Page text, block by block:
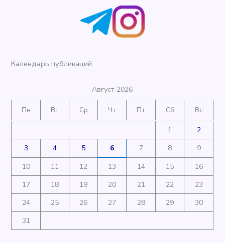
Календарь публикаций
Август 2026
Пн Вт Ср Чт Пт Сб Вс
1
2
3
4 5 6 7 8
9
10
11 12 13 14 15
16
17
18 19 20 21 22
23
24
25 26 27 28 29
30
31